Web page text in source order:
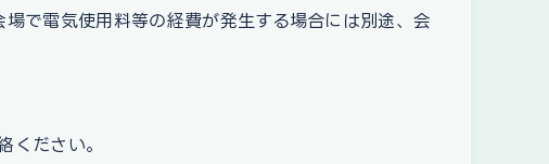
で電気使用料等の経費が発生する場合には別途、会
ください。